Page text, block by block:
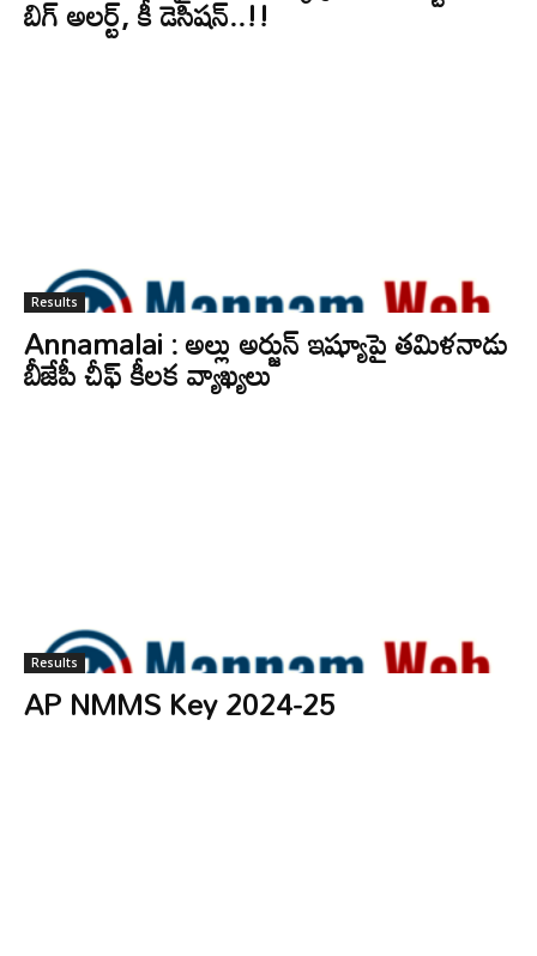
బిగ్ అలర్ట్, కీ డెసిషన్..!!
Results
Annamalai : అల్లు అర్జున్ ఇష్యూపై తమిళనాడు
బీజేపీ చీఫ్ కీలక వ్యాఖ్యలు
Results
AP NMMS Key 2024-25